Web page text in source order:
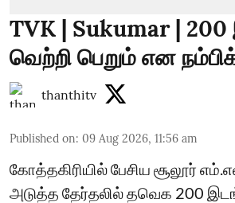
TVK | Sukumar |
வெற்றி பெறும் என
thanthitv
Published on: 09 Aug 2026, 11:56 am
கோத்தகிரியில் பேசிய சூலூர்
அடுத்த தேர்தலில் தவெக 200